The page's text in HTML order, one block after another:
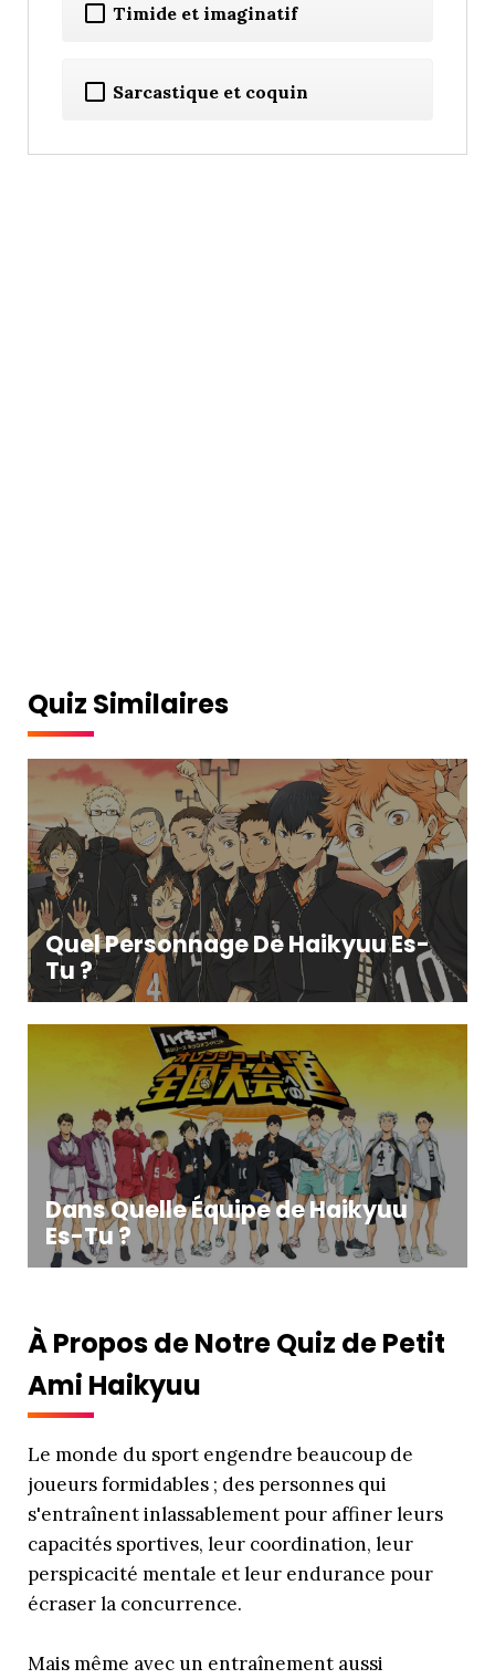
Timide et imaginatif
Sarcastique et coquin
Quiz Similaires
Quel Personnage De Haikyuu Es-
Tu ?
Dans Quelle Équipe de Haikyuu
Es-Tu ?
À Propos de Notre Quiz de Petit
Ami Haikyuu
Le monde du sport engendre beaucoup de
joueurs formidables ; des personnes qui
s'entraînent inlassablement pour affiner leurs
capacités sportives, leur coordination, leur
perspicacité mentale et leur endurance pour
écraser la concurrence.
Mais même avec un entraînement aussi